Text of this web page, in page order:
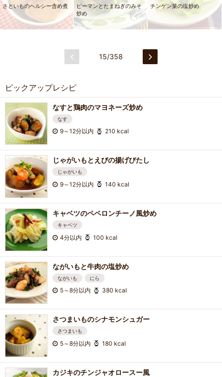
さといものヘルシー含め煮
ピーマンとたまねぎのみそ
炒め
チンゲン菜の塩炒め
15/358
ピックアップレシピ
なすと鶏肉のマヨネーズ炒め
なす
9～12分以内 210 kcal
じゃがいもとえびの揚げびたし
じゃがいも
9～12分以内 140 kcal
キャベツのペペロンチーノ風炒め
キャベツ
4分以内 100 kcal
ながいもと牛肉の塩炒め
ながいも にら
5～8分以内 380 kcal
さつまいものシナモンシュガー
さつまいも
5～8分以内 180 kcal
カジキのチンジャオロースー風